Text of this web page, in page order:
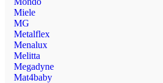
Miele
MG
Metalflex
Menalux
Melitta
Megadyne
Mat4baby